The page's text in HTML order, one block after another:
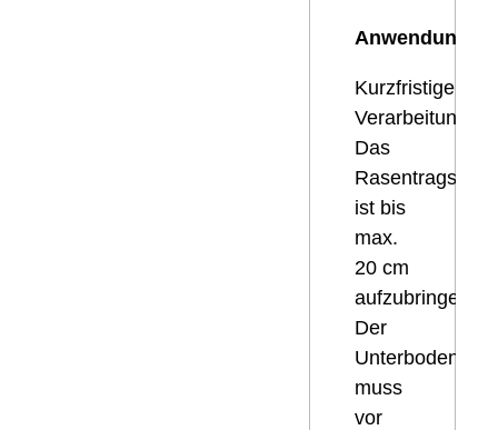
Kurzfristige
Verarbeitung.
Das
ist bis
max.
20 cm
aufzubringen.
Der
Unterboden
muss
vor